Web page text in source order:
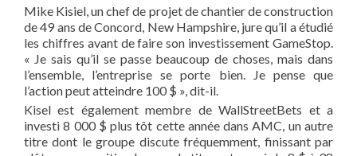
Mike Kisiel, un chef de projet de chantier de construction
de 49 ans de Concord, New Hampshire, jure qu’il a étudié
les chiffres avant de faire son investissement GameStop.
« Je sais qu’il se passe beaucoup de choses, mais dans
l’ensemble, l’entreprise se porte bien. Je pense que
l’action peut atteindre 100 $ », dit-il.
Kisel est également membre de WallStreetBets et a
investi 8 000 $ plus tôt cette année dans AMC, un autre
titre dont le groupe discute fréquemment, finissant par